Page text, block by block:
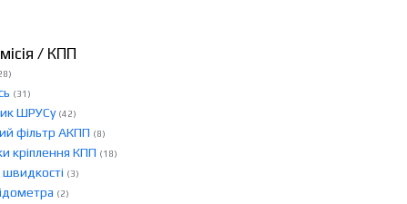
/ КПП
(31)
ШРУСу (42)
фільтр АКПП (8)
кріплення КПП (18)
(3)
(2)